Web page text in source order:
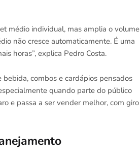
médio individual, mas amplia o volume
não cresce automaticamente. É uma
horas”, explica Pedro Costa.
combos e cardápios pensados
quando parte do público
e passa a ser vender melhor, com giro